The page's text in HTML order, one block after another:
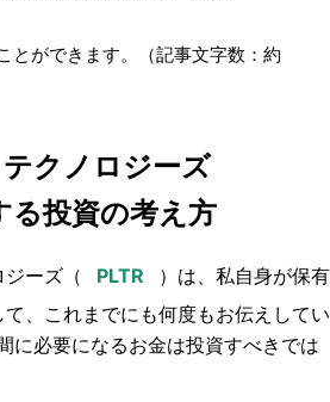
とができます。（記事文字数：約
クノロジーズ
る投資の考え方
ーズ（
）は、私自身が保有
、これまでにも何度もお伝えしてい
に必要になるお金は投資すべきでは